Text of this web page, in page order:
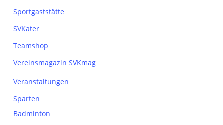
Sportgaststätte
SVKater
Teamshop
Vereinsmagazin SVKmag
Veranstaltungen
Sparten
Badminton